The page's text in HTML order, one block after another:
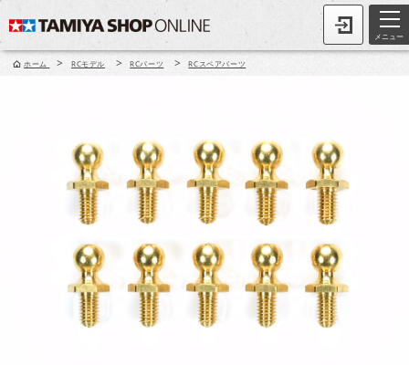
メニュー
ホーム > RCモデル > RCパーツ > RCスペアパーツ